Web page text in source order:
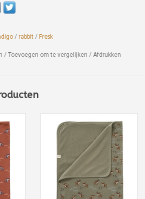
/ rabbit / Fresk
/ Toevoegen om te vergelijken / Afdrukken